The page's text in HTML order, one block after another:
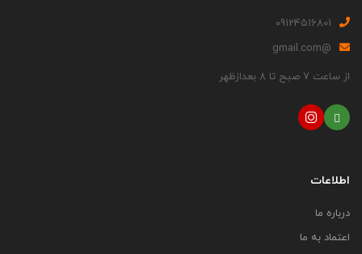
09124516801
@gmail.com
از ساعت 7 صبح تا 8 بعدازظهر
اطلاعات
درباره ما
اعتماد به ما